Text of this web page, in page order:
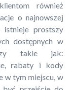
również
o najnowszej
prostszy
dostępnych w
takie jak:
rabaty i kody
w tym miejscu, w